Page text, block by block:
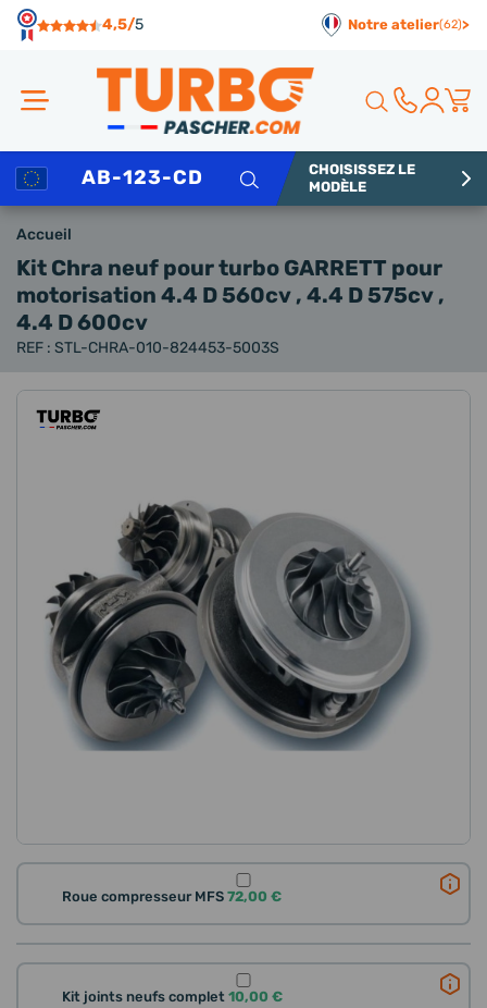
4,5/5 Notre atelier(62)>
Rechercher
CHOISISSEZ LE
MODÈLE
Accueil
Kit Chra neuf pour turbo GARRETT pour
motorisation 4.4 D 560cv , 4.4 D 575cv ,
4.4 D 600cv
REF : STL-CHRA-010-824453-5003S
Roue compresseur MFS72,00 €
Kit joints neufs complet10,00 €
Panneau de gestion des cookies